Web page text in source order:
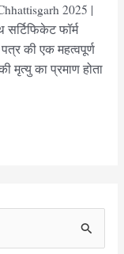
2025 |
फॉर्म
की एक महत्वपूर्ण
मृत्यु का प्रमाण होता